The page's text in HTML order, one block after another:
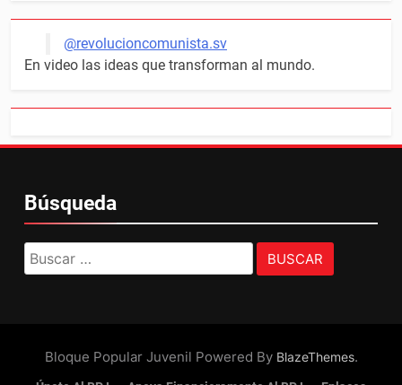
@revolucioncomunista.sv
En video las ideas que transforman al mundo.
Búsqueda
Buscar:
Bloque Popular Juvenil Powered By BlazeThemes.